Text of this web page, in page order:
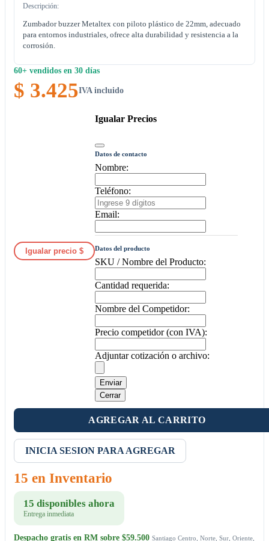
Descripción:
Zumbador buzzer Metaltex con piloto plástico de 22mm, adecuado
para entornos industriales, ofrece alta durabilidad y resistencia a la
corrosión.
60+ vendidos en 30 días
$ 3.425IVA incluido
Igualar precio $
Igualar Precios
Datos de contacto
Nombre:
Teléfono:
Email:
Datos del producto
SKU / Nombre del Producto:
Cantidad requerida:
Nombre del Competidor:
Precio competidor (con IVA):
Adjuntar cotización o archivo:
Enviar
Cerrar
AGREGAR AL CARRITO
INICIA SESION PARA AGREGAR
15 en Inventario
15 disponibles ahora
Entrega inmediata
Despacho gratis en RM sobre $59.500 Santiago Centro, Norte, Sur, Oriente,